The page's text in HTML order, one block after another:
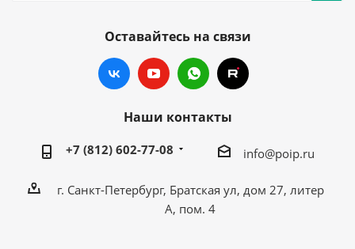
Оставайтесь на связи
Наши контакты
+7 (812) 602-77-08 info@poip.ru
г. Санкт-Петербург, Братская ул, дом 27, литер
А, пом. 4